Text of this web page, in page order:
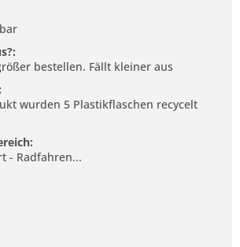
bestellen. Fällt kleiner aus
wurden 5 Plastikflaschen recycelt
- Radfahren...